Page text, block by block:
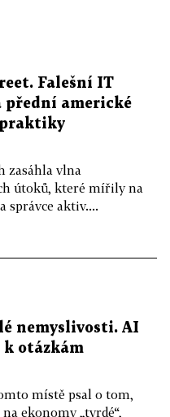
Falešní IT
americké
praktiky
zasáhla vlna
útoků, které mířily na
správce aktiv....
nemyslivosti. AI
otázkám
místě psal o tom,
ekonomy „tvrdé“,